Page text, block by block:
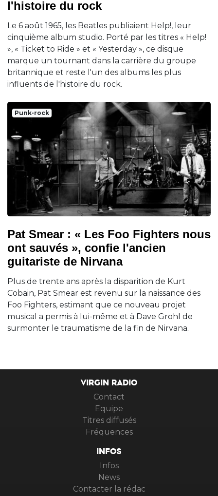
l'histoire du rock
Le 6 août 1965, les Beatles publiaient Help!, leur
cinquième album studio. Porté par les titres « Help!
», « Ticket to Ride » et « Yesterday », ce disque
marque un tournant dans la carrière du groupe
britannique et reste l'un des albums les plus
influents de l'histoire du rock.
Punk-rock
Pat Smear : « Les Foo Fighters nous
ont sauvés », confie l'ancien
guitariste de Nirvana
Plus de trente ans après la disparition de Kurt
Cobain, Pat Smear est revenu sur la naissance des
Foo Fighters, estimant que ce nouveau projet
musical a permis à lui-même et à Dave Grohl de
surmonter le traumatisme de la fin de Nirvana.
VIRGIN RADIO
Contact
Equipe
Titres diffusés
Fréquences
INFOS
Infos
News
Contacter la rédac